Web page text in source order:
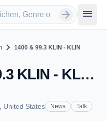
arrow_forward menu
chevron_right 1400 & 99.3 KLIN - KLIN
1400 & 99.3 KLIN - KLIN - AM 1400 - Lincoln, NE
United States News Talk